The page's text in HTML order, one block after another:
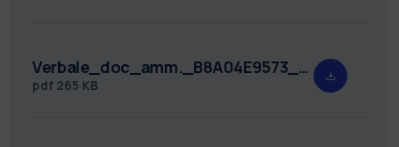
Verbale_doc_amm._B8A04E9573_Rep._n._5.pdf
pdf 265 KB